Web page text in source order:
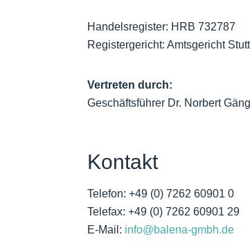
Handelsregister: HRB 732787
Registergericht: Amtsgericht
Vertreten durch:
Geschäftsführer Dr. Norbert Gäng
Kontakt
Telefon: +49 (0) 7262 60901 0
Telefax: +49 (0) 7262 60901 29
E-Mail: info@balena-gmbh.de